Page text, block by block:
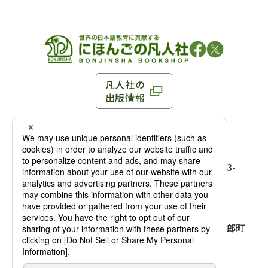
凡人社の
出版情報
〒102-0093 東京都千代田区平河町 1-3-13 8F
TEL：03-3263-3959／FAX：03-3263-3116
麹町店
〒102-0093 東京都千代田区平河町1-3-
13 8F［アクセス］
TEL：03-3239-8673／FAX：03-3263-
3116
大阪店
〒541-0056 大阪府大阪市中央区久太郎町
4-2-10
大西ビルディング 1階［